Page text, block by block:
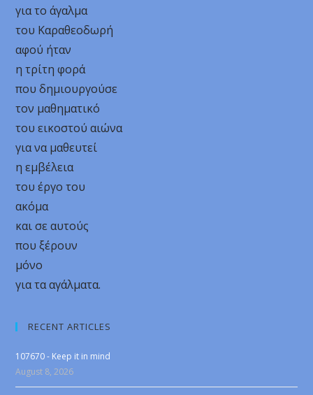
για το άγαλμα
του Καραθεοδωρή
αφού ήταν
η τρίτη φορά
που δημιουργούσε
τον μαθηματικό
του εικοστού αιώνα
για να μαθευτεί
η εμβέλεια
του έργο του
ακόμα
και σε αυτούς
που ξέρουν
μόνο
για τα αγάλματα.
RECENT ARTICLES
107670 - Keep it in mind
August 8, 2026